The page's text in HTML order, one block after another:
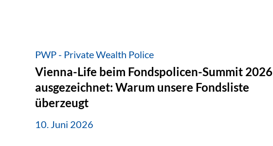
PWP - Private Wealth Police
Vienna-Life beim Fondspolicen-Summit 2026
ausgezeichnet: Warum unsere Fondsliste
überzeugt
10. Juni 2026